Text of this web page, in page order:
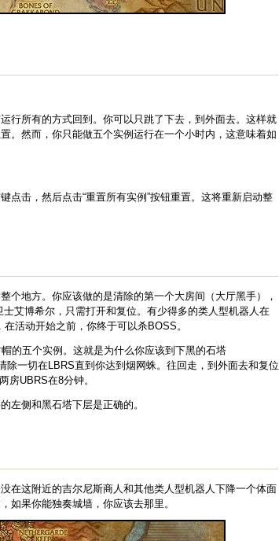
行所有的方式回到。你可以只跳了下去，到外面去。这样就
。然而，你只能做五个实例运行在一个小时内，这意味着如
点击，然后点击“重置所有实例”按钮重置。这将重新启动整
个地方。你应该做的是清除的第一个大房间（大厅黑手），
艾博希尔，只需打开和复位。有少得多的类人型机器人在
活动开始之前，你终于可以杀BOSS。
的五个实例。这就是为什么你应该到下黑的石塔
除一切在LBRS直到你达到烟网蛛。往回走，到外面去和复位
房UBRS在8分钟。
左侧和黑石塔下层是正确的。
在这附近的吉尔尼斯商人和其他类人型机器人下降一个体面
如果你能独奏城墙，你应该去那里。